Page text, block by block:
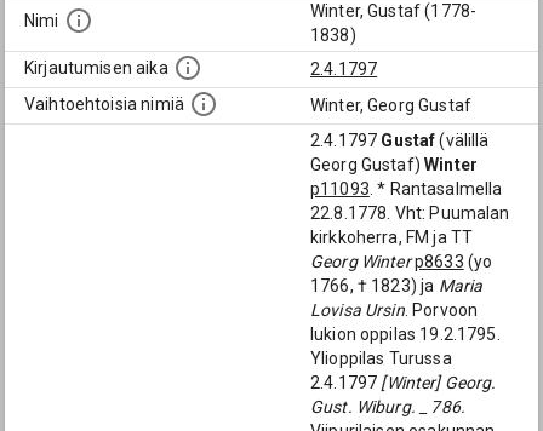
Nimi
Winter, Gustaf (1778-
1838)
Kirjautumisen aika
2.4.1797
Vaihtoehtoisia nimiä
Winter, Georg Gustaf
2.4.1797 Gustaf(välillä
Georg Gustaf)Winter
p11093 . * Rantasalmella
22.8.1778. Vht: Puumalan
kirkkoherra, FM ja TT
Georg Winterp8633 (yo
1766, † 1823) ja Maria
Lovisa Ursin. Porvoon
lukion oppilas 19.2.1795.
Ylioppilas Turussa
2.4.1797 [Winter] Georg.
Gust. Wiburg. _ 786.